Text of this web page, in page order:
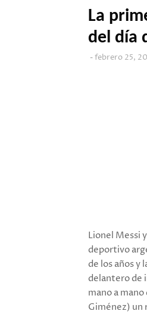
La
del día
febrero 25,
Lionel Messi
deportivo
de los años y
delantero de
mano a
Giménez) un